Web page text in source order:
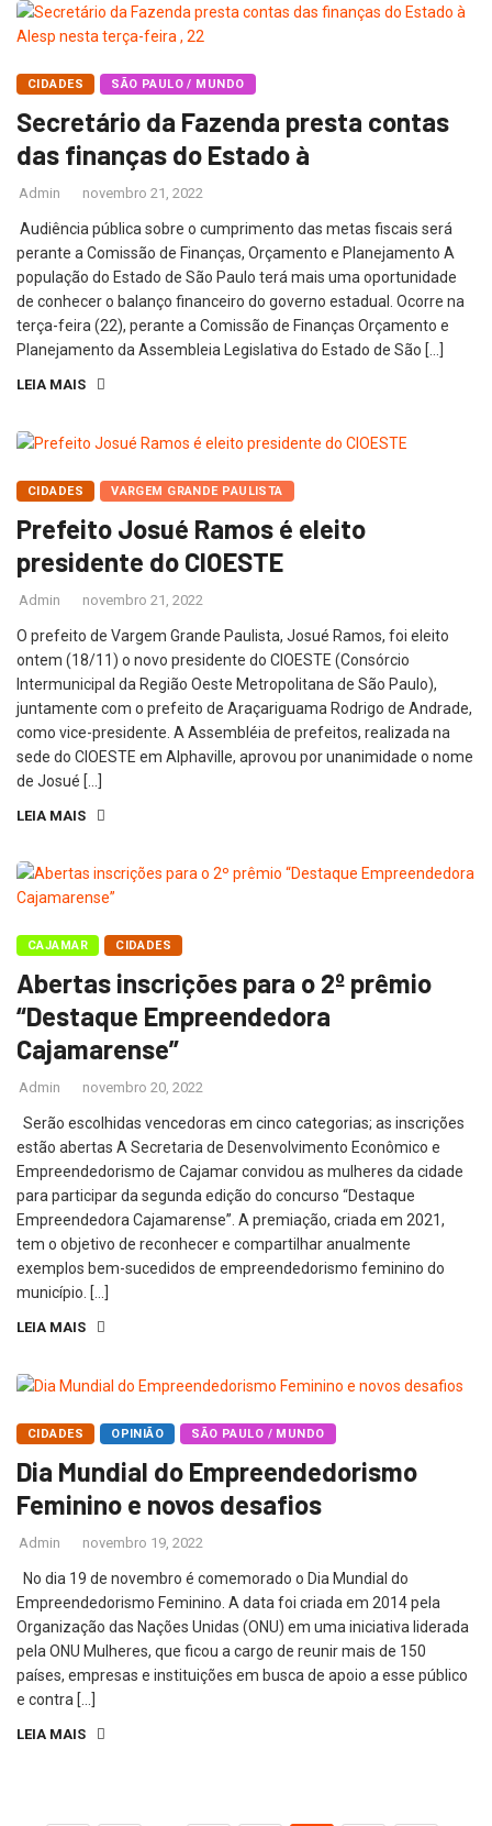
CIDADES SÃO PAULO / MUNDO
Secretário da Fazenda presta contas
das finanças do Estado à
Admin novembro 21, 2022
Audiência pública sobre o cumprimento das metas fiscais será
perante a Comissão de Finanças, Orçamento e Planejamento A
população do Estado de São Paulo terá mais uma oportunidade
de conhecer o balanço financeiro do governo estadual. Ocorre na
terça-feira (22), perante a Comissão de Finanças Orçamento e
Planejamento da Assembleia Legislativa do Estado de São […]
LEIA MAIS
CIDADES VARGEM GRANDE PAULISTA
Prefeito Josué Ramos é eleito
presidente do CIOESTE
Admin novembro 21, 2022
O prefeito de Vargem Grande Paulista, Josué Ramos, foi eleito
ontem (18/11) o novo presidente do CIOESTE (Consórcio
Intermunicipal da Região Oeste Metropolitana de São Paulo),
juntamente com o prefeito de Araçariguama Rodrigo de Andrade,
como vice-presidente. A Assembléia de prefeitos, realizada na
sede do CIOESTE em Alphaville, aprovou por unanimidade o nome
de Josué […]
LEIA MAIS
CAJAMAR CIDADES
Abertas inscrições para o 2º prêmio
“Destaque Empreendedora
Cajamarense”
Admin novembro 20, 2022
Serão escolhidas vencedoras em cinco categorias; as inscrições
estão abertas A Secretaria de Desenvolvimento Econômico e
Empreendedorismo de Cajamar convidou as mulheres da cidade
para participar da segunda edição do concurso “Destaque
Empreendedora Cajamarense”. A premiação, criada em 2021,
tem o objetivo de reconhecer e compartilhar anualmente
exemplos bem-sucedidos de empreendedorismo feminino do
município. […]
LEIA MAIS
CIDADES OPINIÃO SÃO PAULO / MUNDO
Dia Mundial do Empreendedorismo
Feminino e novos desafios
Admin novembro 19, 2022
No dia 19 de novembro é comemorado o Dia Mundial do
Empreendedorismo Feminino. A data foi criada em 2014 pela
Organização das Nações Unidas (ONU) em uma iniciativa liderada
pela ONU Mulheres, que ficou a cargo de reunir mais de 150
países, empresas e instituições em busca de apoio a esse público
e contra […]
LEIA MAIS